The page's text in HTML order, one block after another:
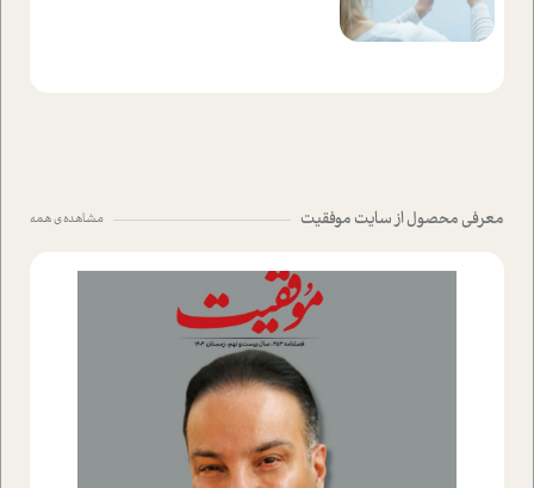
معرفی محصول از سایت موفقیت مشاهده ی همه